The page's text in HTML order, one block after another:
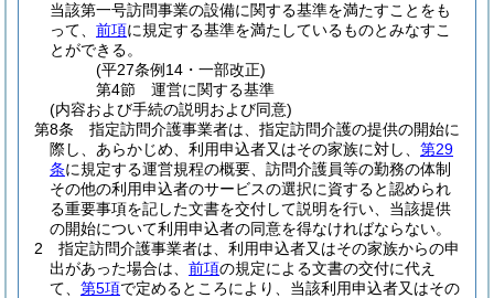
当該第一号訪問事業の設備に関する基準を満たすことをも
って、 前項に規定する基準を満たしているものとみなすこ
とができる。
(平27条例14・一部改正)
第4節
運営に関する基準
(内容および手続の説明および同意)
第8条
指定訪問介護事業者は、指定訪問介護の提供の開始に
際し、あらかじめ、利用申込者又はその家族に対し、 第29
条に規定する運営規程の概要、訪問介護員等の勤務の体制
その他の利用申込者のサービスの選択に資すると認められ
る重要事項を記した文書を交付して説明を行い、当該提供
の開始について利用申込者の同意を得なければならない。
2
指定訪問介護事業者は、利用申込者又はその家族からの申
出があった場合は、 前項の規定による文書の交付に代え
て、 第5項で定めるところにより、当該利用申込者又はその